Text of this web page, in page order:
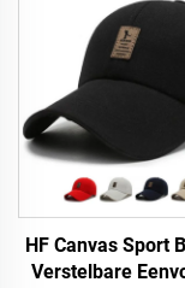
HF Canvas Sport
Verstelbare